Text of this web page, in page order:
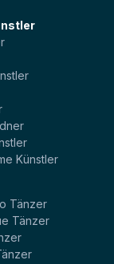
Künstler
Tänzer
Tänzer